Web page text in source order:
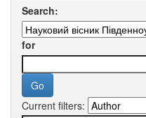
Search:
for
Current filters: